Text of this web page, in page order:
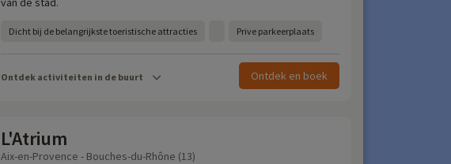
Dicht bij de belangrijkste toeristische attracties Prive parkeerplaats
Ontdek activiteiten in de buurt Ontdek en boek
L'Atrium
Aix-en-Provence - Bouches-du-Rhône (13)